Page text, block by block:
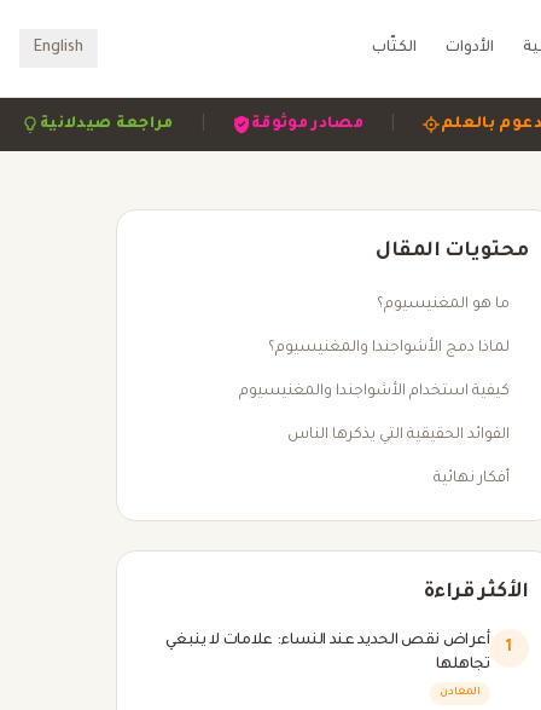
الأدوات الكتّاب English
مراجعة | مصادر موثوقة | مدعوم بالعلم |
محتويات المقال
ما هو المغنيسيوم؟
لماذا دمج الأشواجندا والمغنيسيوم؟
كيفية استخدام الأشواجندا والمغنيسيوم
الفوائد الحقيقية التي يذكرها الناس
أفكار نهائية
الأكثر قراءة
1
أعراض نقص الحديد عند النساء: علامات لا ينبغي
تجاهلها
المعادن